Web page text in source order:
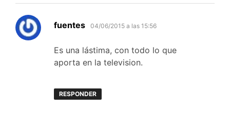
fuentes dice:
04/06/2015 a las 15:56
Es una lástima, con todo lo que
aporta en la television.
RESPONDER